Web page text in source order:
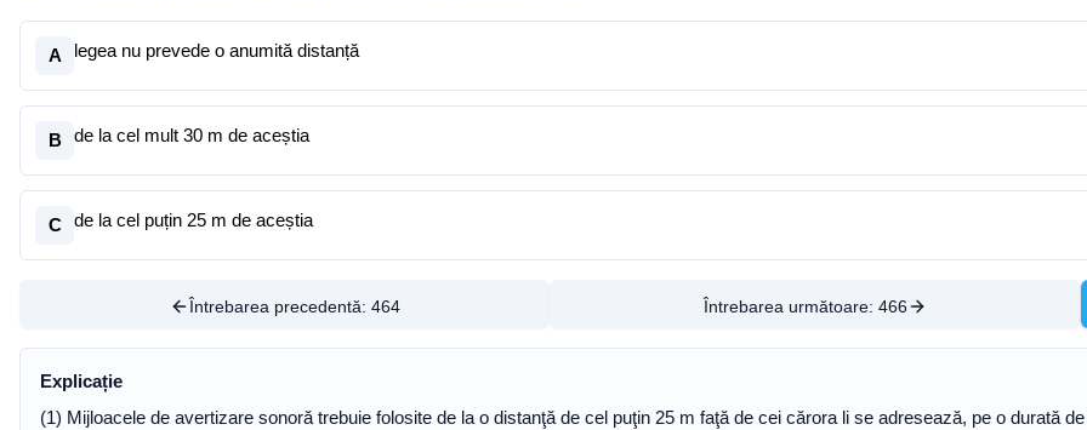
A legea nu prevede o anumită distanță
B de la cel mult 30 m de aceștia
C de la cel puțin 25 m de aceștia
Întrebarea precedentă: 464 Întrebarea următoare: 466
Explicație
(1) Mijloacele de avertizare sonoră trebuie folosite de la o distanţă de cel puţin 25 m faţă de cei cărora li se adresează, pe o durată